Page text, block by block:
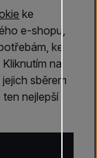
komfortu.
balení.
pleti.
ke
e-shopu,
ke
na
sběrem
nejlepší